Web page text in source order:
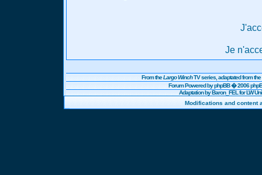
Je
From theLargo WinchTV series, adaptated from
Forum Powered byphpBB� 2006
Adaptation by Baron_FEL for LW
Modifications and content